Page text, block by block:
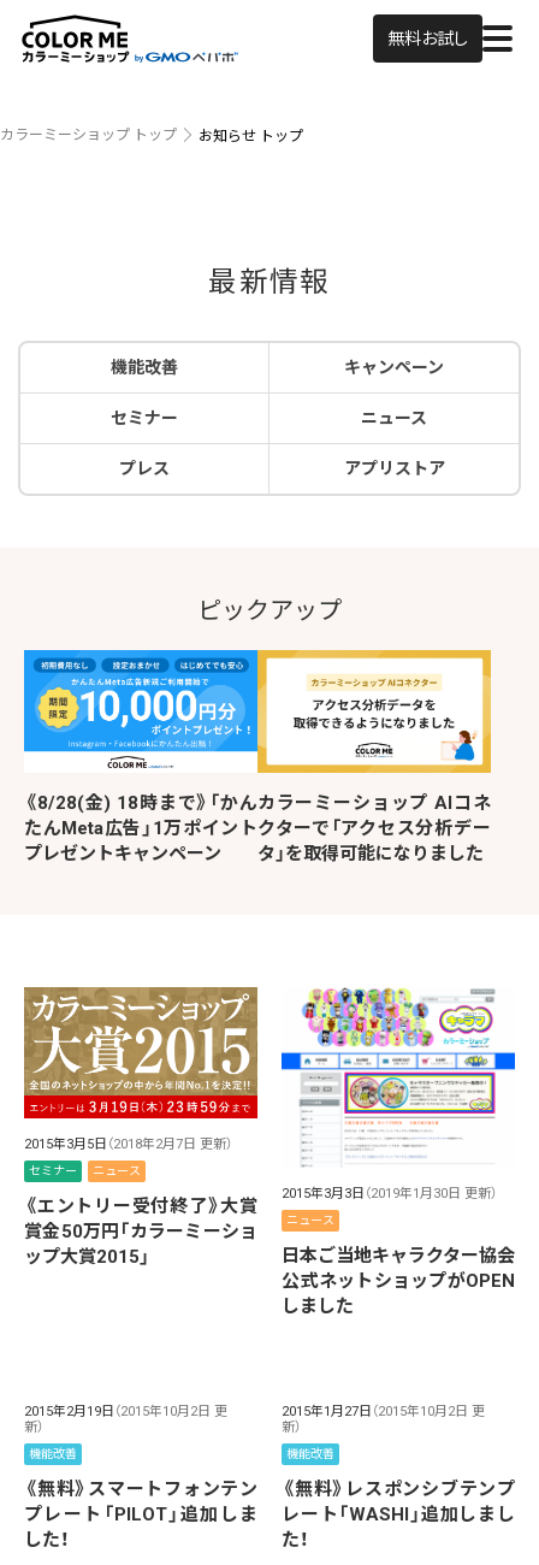
無料お試し
カラーミーショップ トップ お知らせ トップ
最新情報
機能改善 キャンペーン
セミナー ニュース
プレス アプリストア
ピックアップ
《8/28(金) 18時まで》「かん
たんMeta広告」1万ポイント
プレゼントキャンペーン
カラーミーショップ AIコネ
クターで「アクセス分析デー
タ」を取得可能になりました
2015年3月5日 （2018年2月7日 更新）
セミナー ニュース
《エントリー受付終了》大賞
賞金50万円「カラーミーショ
ップ大賞2015」
2015年3月3日 （2019年1月30日 更新）
ニュース
日本ご当地キャラクター協会
公式ネットショップがOPEN
しました
2015年2月19日 （2015年10月2日 更
新）
機能改善
《無料》スマートフォンテン
プレート「PILOT」追加しま
した！
2015年1月27日 （2015年10月2日 更
新）
機能改善
《無料》レスポンシブテンプ
レート「WASHI」追加しまし
た！